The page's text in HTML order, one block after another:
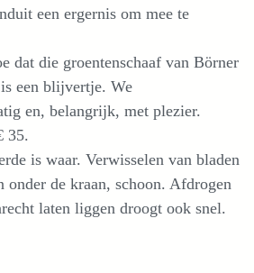
een ergernis om mee te
dat die groentenschaaf van Börner
een blijvertje. We
en, belangrijk, met plezier.
35.
is waar. Verwisselen van bladen
onder de kraan, schoon. Afdrogen
laten liggen droogt ook snel.